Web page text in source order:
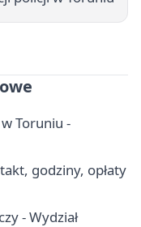
Toruniu -
godziny, opłaty
- Wydział